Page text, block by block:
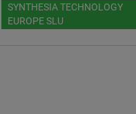
SYNTHESIA TECHNOLOGY
EUROPE SLU